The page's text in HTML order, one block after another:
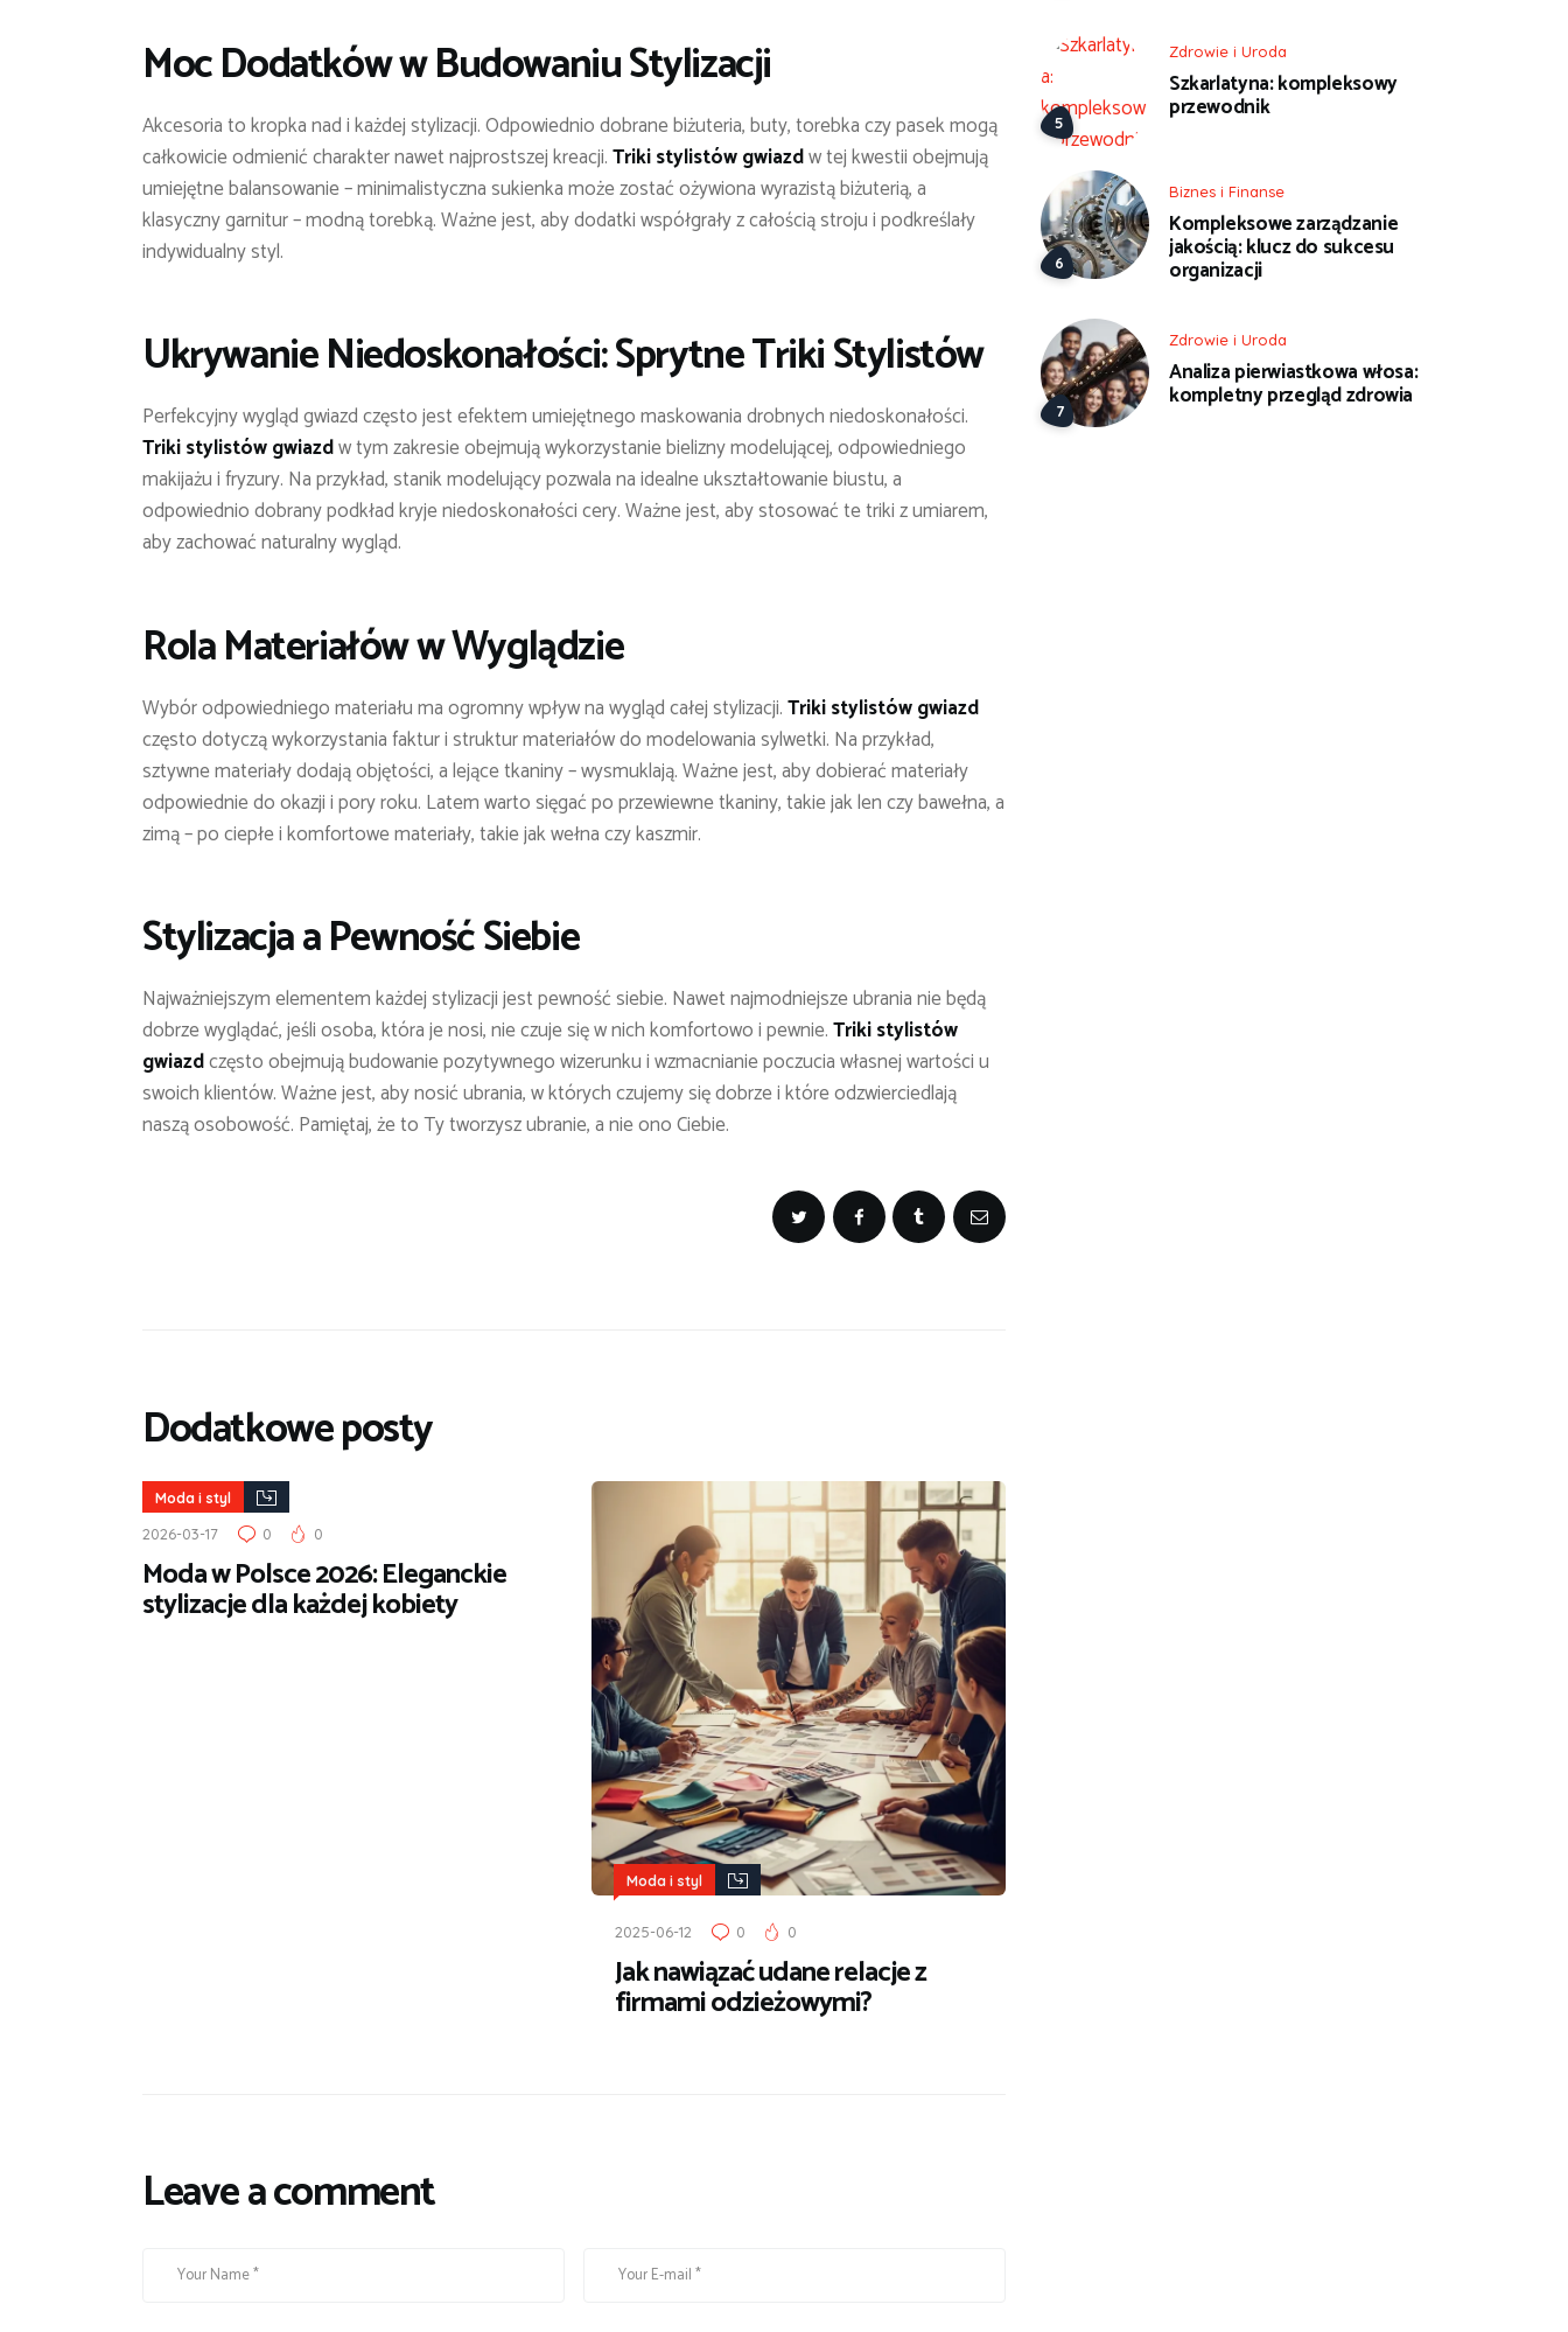
Moc Dodatków w Budowaniu Stylizacji
Akcesoria to kropka nad i każdej stylizacji. Odpowiednio dobrane biżuteria, buty, torebka czy pasek mogą
całkowicie odmienić charakter nawet najprostszej kreacji.Triki stylistów gwiazdw tej kwestii obejmują
umiejętne balansowanie – minimalistyczna sukienka może zostać ożywiona wyrazistą biżuterią, a
klasyczny garnitur – modną torebką. Ważne jest, aby dodatki współgrały z całością stroju i podkreślały
indywidualny styl.
Ukrywanie Niedoskonałości: Sprytne Triki Stylistów
Perfekcyjny wygląd gwiazd często jest efektem umiejętnego maskowania drobnych niedoskonałości.
Triki stylistów gwiazdw tym zakresie obejmują wykorzystanie bielizny modelującej, odpowiedniego
makijażu i fryzury. Na przykład, stanik modelujący pozwala na idealne ukształtowanie biustu, a
odpowiednio dobrany podkład kryje niedoskonałości cery. Ważne jest, aby stosować te triki z umiarem,
aby zachować naturalny wygląd.
Rola Materiałów w Wyglądzie
Wybór odpowiedniego materiału ma ogromny wpływ na wygląd całej stylizacji.Triki stylistów gwiazd
często dotyczą wykorzystania faktur i struktur materiałów do modelowania sylwetki. Na przykład,
sztywne materiały dodają objętości, a lejące tkaniny – wysmuklają. Ważne jest, aby dobierać materiały
odpowiednie do okazji i pory roku. Latem warto sięgać po przewiewne tkaniny, takie jak len czy bawełna, a
zimą – po ciepłe i komfortowe materiały, takie jak wełna czy kaszmir.
Stylizacja a Pewność Siebie
Najważniejszym elementem każdej stylizacji jest pewność siebie. Nawet najmodniejsze ubrania nie będą
dobrze wyglądać, jeśli osoba, która je nosi, nie czuje się w nich komfortowo i pewnie.Triki stylistów
gwiazdczęsto obejmują budowanie pozytywnego wizerunku i wzmacnianie poczucia własnej wartości u
swoich klientów. Ważne jest, aby nosić ubrania, w których czujemy się dobrze i które odzwierciedlają
naszą osobowość. Pamiętaj, że to Ty tworzysz ubranie, a nie ono Ciebie.
Dodatkowe posty
Moda i styl
2026-03-17 0 0
Moda w Polsce 2026: Eleganckie
stylizacje dla każdej kobiety
Moda i styl
2025-06-12 0 0
Jak nawiązać udane relacje z
firmami odzieżowymi?
Leave a comment
Zdrowie i Uroda
Szkarlatyna: kompleksowy
przewodnik
Biznes i Finanse
Kompleksowe zarządzanie
jakością: klucz do sukcesu
organizacji
Zdrowie i Uroda
Analiza pierwiastkowa włosa:
kompletny przegląd zdrowia